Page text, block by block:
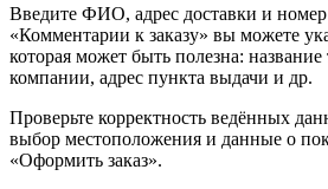
Введите ФИО, адрес доставки и
«Комментарии к заказу» вы можете
которая может быть полезна:
компании, адрес пункта выдачи и др.
Проверьте корректность ведённых
выбор местоположения и данные о
«Оформить заказ».